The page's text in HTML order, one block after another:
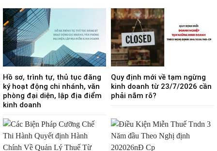
Hồ sơ, trình tự, thủ tục đăng
ký hoạt động chi nhánh, văn
phòng đại diện, lập địa điểm
kinh doanh
Quy định mới về tạm ngừng
kinh doanh từ 23/7/2026 cần
phải nắm rõ?